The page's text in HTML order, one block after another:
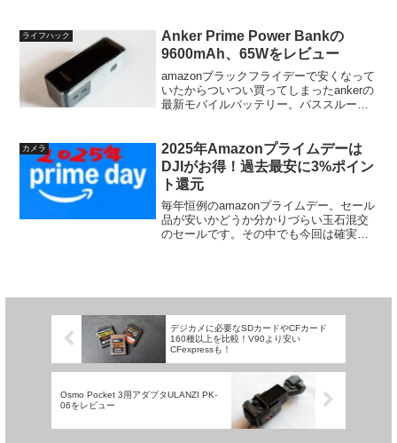
SE3が62,800円だったので3万7千...
ライフハック
Anker Prime Power Bankの
9600mAh、65Wをレビュー
amazonブラックフライデーで安くなって
いたからついつい買ってしまったankerの
最新モバイルバッテリー。パススルー充
そこと、何というか丁度良い製品。2024
年８月...
カメラ
2025年Amazonプライムデーは
DJIがお得！過去最安に3%ポイン
ト還元
毎年恒例のamazonプライムデー。セール
品が安いかどうか分かりづらい玉石混交
のセールです。その中でも今回は確実に
デジカメに必要なSDカードやCFカード
160種以上を比較！V90より安い
CFexpressも！
Osmo Pocket 3用アダプタULANZI PK-
06をレビュー